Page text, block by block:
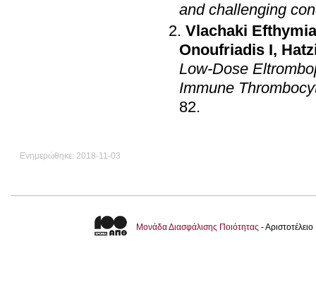
and challenging
Vlachaki Efthymia
Onoufriadis I,
Low-Dose
Immune
82.
Ενημερώθηκε: 2018-11-03
Μονάδα Διασφάλισης Ποιότητας -